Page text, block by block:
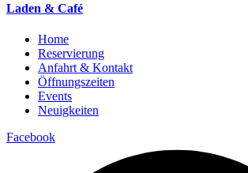
Laden & Café
Home
Reservierung
Anfahrt & Kontakt
Öffnungszeiten
Events
Neuigkeiten
Facebook